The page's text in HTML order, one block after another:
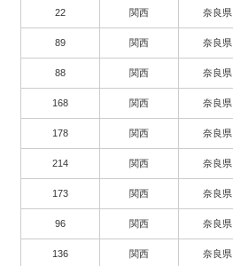
22 関西 奈良県
89 関西 奈良県
88 関西 奈良県
168 関西 奈良県
178 関西 奈良県
214 関西 奈良県
173 関西 奈良県
96 関西 奈良県
136 関西 奈良県